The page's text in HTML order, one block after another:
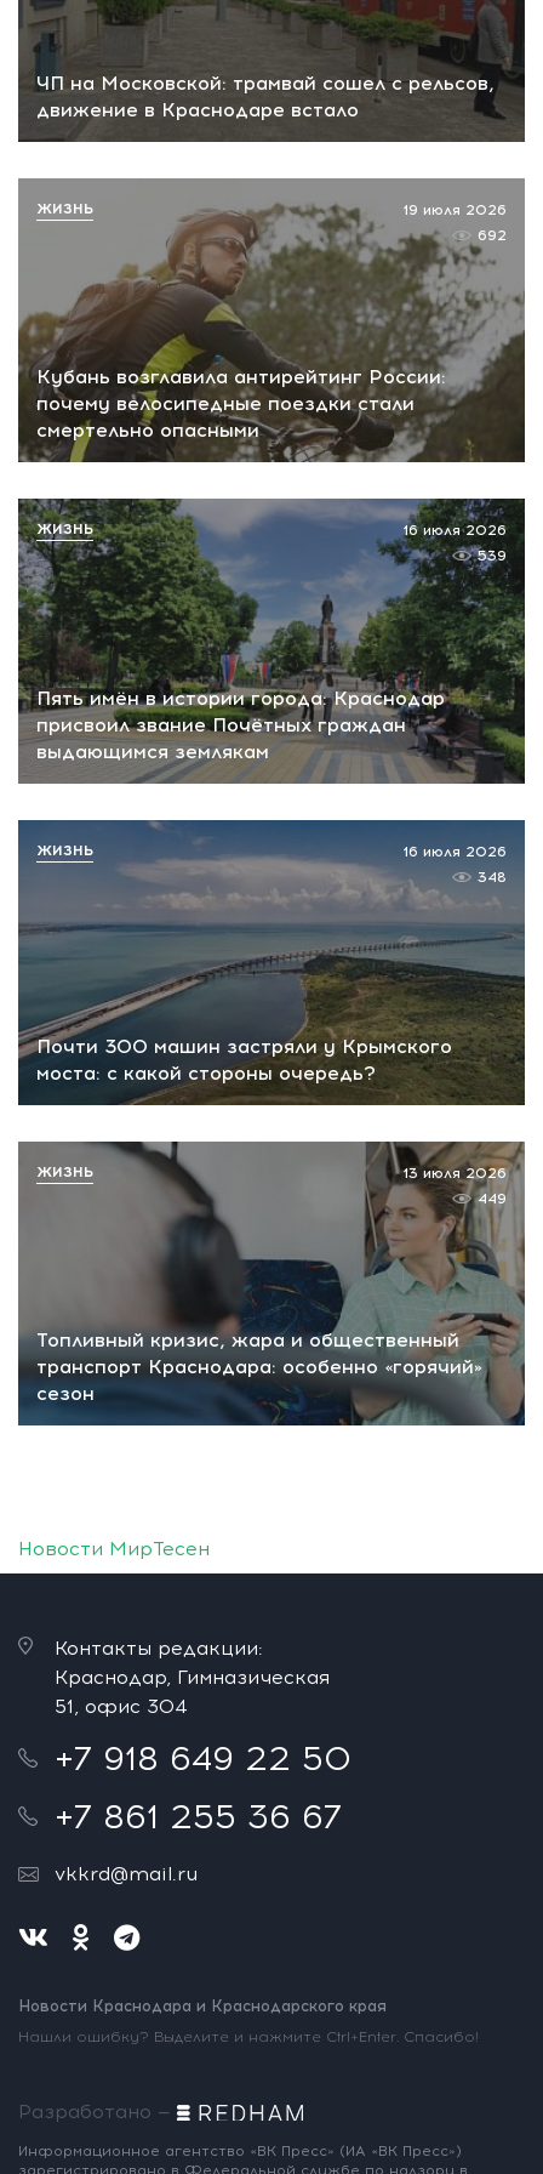
ЧП на Московской: трамвай сошел с рельсов,
движение в Краснодаре встало
Кубань возглавила антирейтинг России:
почему велосипедные поездки стали
смертельно опасными
19 июля 2026
692
ЖИЗНЬ
Пять имён в истории города: Краснодар
присвоил звание Почётных граждан
выдающимся землякам
16 июля 2026
539
ЖИЗНЬ
Почти 300 машин застряли у Крымского
моста: с какой стороны очередь?
16 июля 2026
348
ЖИЗНЬ
Топливный кризис, жара и общественный
транспорт Краснодара: особенно «горячий»
сезон
13 июля 2026
449
ЖИЗНЬ
Новости МирТесен
Контакты редакции:
Краснодар, Гимназическая
51, офис 304
+7 918 649 22 50
+7 861 255 36 67
vkkrd@mail.ru
Новости Краснодара и Краснодарского края
Нашли ошибку? Выделите и нажмите Ctrl+Enter. Спасибо!
Разработано —
Информационное агентство «ВК Пресс» (ИА «ВК Пресс»)
зарегистрировано в Федеральной службе по надзору в